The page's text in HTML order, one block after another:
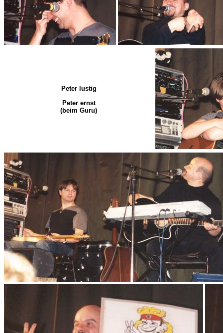
Peter lustig
Peter ernst
(beim Guru)